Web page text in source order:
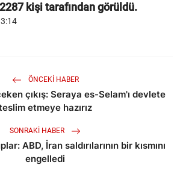
2287kişi tarafından görüldü.
ÖNCEKI HABER
çıkış: Seraya es-Selam'ı devlete
etmeye hazırız
SONRAKI HABER
ABD, İran saldırılarının bir kısmını
engelledi